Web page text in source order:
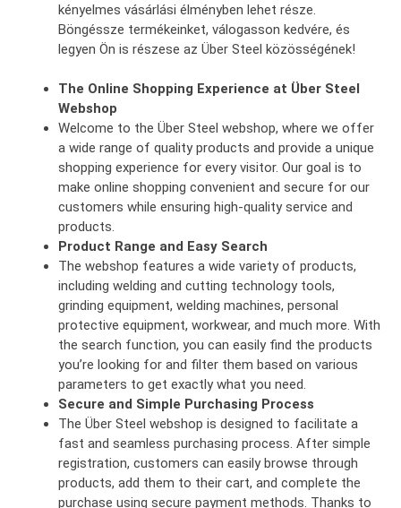
kényelmes vásárlási élményben lehet része.
Böngéssze termékeinket, válogasson kedvére, és
legyen Ön is részese az Über Steel közösségének!
The Online Shopping Experience at Über Steel
Webshop
Welcome to the Über Steel webshop, where we offer
a wide range of quality products and provide a unique
shopping experience for every visitor. Our goal is to
make online shopping convenient and secure for our
customers while ensuring high-quality service and
products.
Product Range and Easy Search
The webshop features a wide variety of products,
including welding and cutting technology tools,
grinding equipment, welding machines, personal
protective equipment, workwear, and much more. With
the search function, you can easily find the products
you’re looking for and filter them based on various
parameters to get exactly what you need.
Secure and Simple Purchasing Process
The Über Steel webshop is designed to facilitate a
fast and seamless purchasing process. After simple
registration, customers can easily browse through
products, add them to their cart, and complete the
purchase using secure payment methods. Thanks to